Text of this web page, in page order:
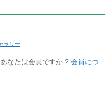
ラリー
. あなたは会員ですか ? 会員につ